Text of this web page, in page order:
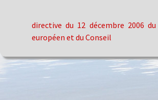
directive du 12 décembre 2006
européen et du Conseil